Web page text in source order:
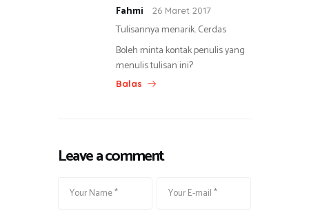
Fahmi 26 Maret 2017
Tulisannya menarik. Cerdas
Boleh minta kontak penulis yang
menulis tulisan ini?
Balas
Leave a comment